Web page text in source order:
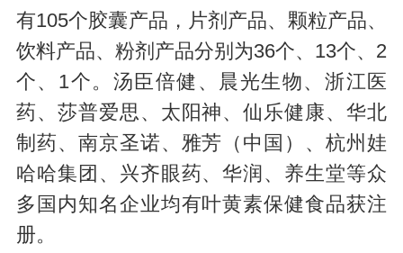
有105个胶囊产品，片剂产品、颗粒产品、
饮料产品、粉剂产品分别为36个、13个、2
个、1个。汤臣倍健、晨光生物、浙江医
药、莎普爱思、太阳神、仙乐健康、华北
制药、南京圣诺、雅芳（中国）、杭州娃
哈哈集团、兴齐眼药、华润、养生堂等众
多国内知名企业均有叶黄素保健食品获注
册。